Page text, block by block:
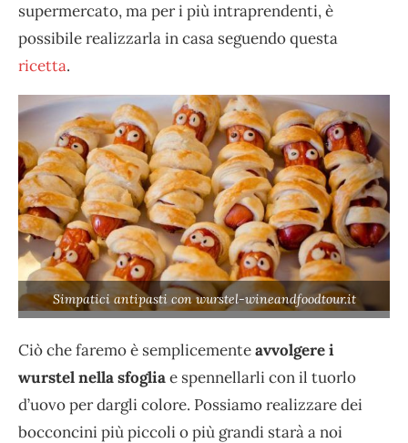
supermercato, ma per i più intraprendenti, è
possibile realizzarla in casa seguendo questa
ricetta.
Simpatici antipasti con wurstel-wineandfoodtour.it
Ciò che faremo è semplicementeavvolgere i
wurstel nella sfogliae spennellarli con il tuorlo
d’uovo per dargli colore. Possiamo realizzare dei
bocconcini più piccoli o più grandi starà a noi